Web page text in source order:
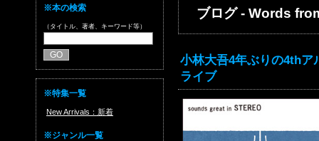
※本の検索
（タイトル、著者、キーワード等）
※特集一覧
New Arrivals：新着
※ジャンル一覧
ブログ - Words
小林大吾4年ぶりの4thア
ライブ